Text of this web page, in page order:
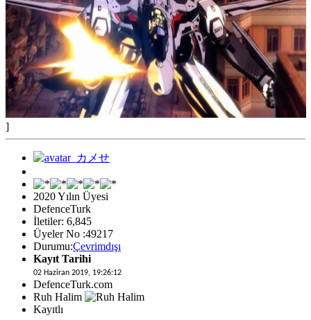
]
2020 Yılın Üyesi
DefenceTurk
İletiler: 6,845
Üyeler No :49217
Durumu:Çevrimdışı
Kayıt Tarihi
02 Haziran 2019, 19:26:12
DefenceTurk.com
Ruh Halim
Kayıtlı